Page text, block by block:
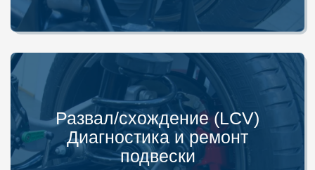
Развал/схождение (LCV)
Диагностика и ремонт
подвески